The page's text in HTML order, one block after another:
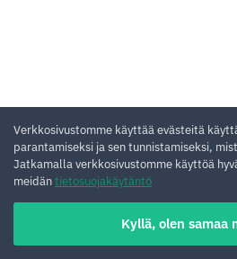
Verkkosivustomme käyttää evästeitä
parantamiseksi ja sen tunnistamiseksi,
Jatkamalla verkkosivustomme käyttöä
meidäntietosuojakäytäntö
Kyllä, olen samaa